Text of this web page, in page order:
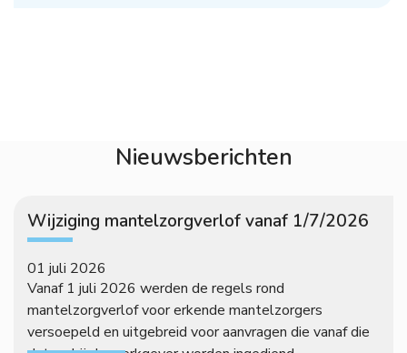
Nieuwsberichten
Wijziging mantelzorgverlof vanaf 1/7/2026
01 juli 2026
Vanaf 1 juli 2026 werden de regels rond
mantelzorgverlof voor erkende mantelzorgers
versoepeld en uitgebreid voor aanvragen die vanaf die